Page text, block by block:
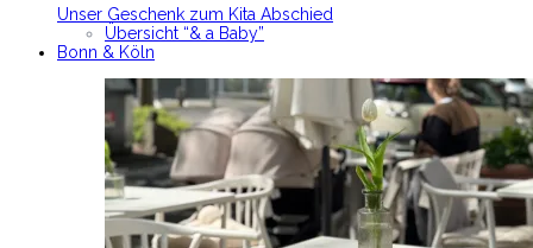
Unser Geschenk zum Kita Abschied
Übersicht “& a Baby”
Bonn & Köln